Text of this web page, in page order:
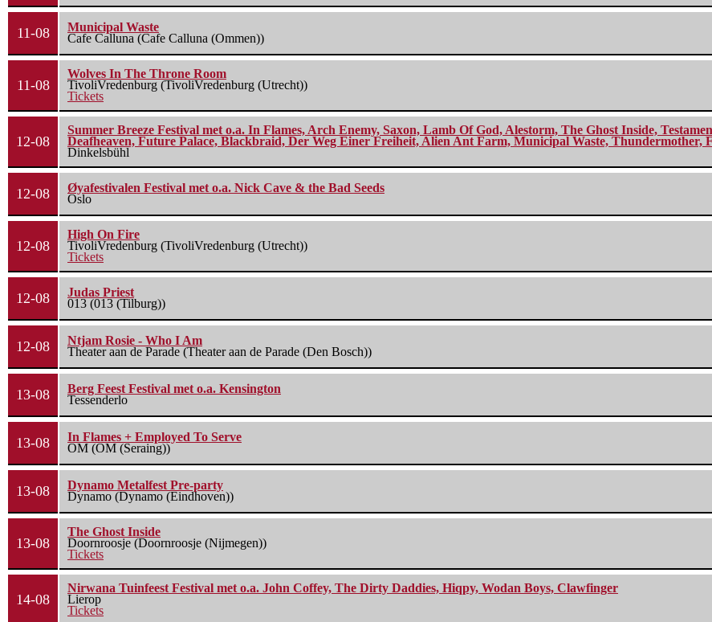
11-08
Municipal Waste
Cafe Calluna (Cafe Calluna (Ommen))
11-08
Wolves In The Throne Room
TivoliVredenburg (TivoliVredenburg (Utrecht))
Tickets
12-08
Summer Breeze Festival met o.a. In Flames, Arch Enemy, Saxon, Lamb Of God, Alestorm, The Ghost Inside,
Deafheaven, Future Palace, Blackbraid, Der Weg Einer Freiheit, Alien Ant Farm, Municipal Waste, Thundermother,
Dinkelsbühl
12-08
Øyafestivalen Festival met o.a. Nick Cave & the Bad Seeds
Oslo
12-08
High On Fire
TivoliVredenburg (TivoliVredenburg (Utrecht))
Tickets
12-08
Judas Priest
013 (013 (Tilburg))
12-08
Ntjam Rosie - Who I Am
Theater aan de Parade (Theater aan de Parade (Den Bosch))
13-08
Berg Feest Festival met o.a. Kensington
Tessenderlo
13-08
In Flames + Employed To Serve
OM (OM (Seraing))
13-08
Dynamo Metalfest Pre-party
Dynamo (Dynamo (Eindhoven))
13-08
The Ghost Inside
Doornroosje (Doornroosje (Nijmegen))
Tickets
14-08
Nirwana Tuinfeest Festival met o.a. John Coffey, The Dirty Daddies, Hiqpy, Wodan Boys, Clawfinger
Lierop
Tickets